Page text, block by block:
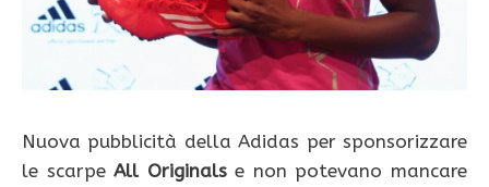
Nuova pubblicità della Adidas per sponsorizzare
le scarpeAll Originalse non potevano mancare